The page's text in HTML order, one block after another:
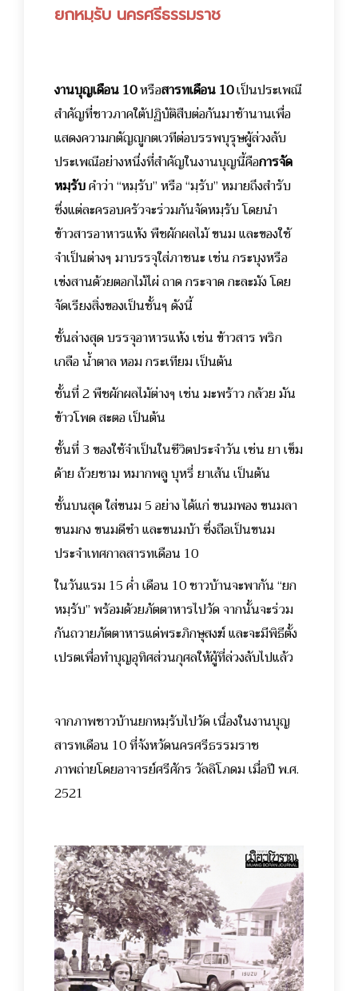
ยกหมฺรับ นครศรีธรรมราช
งานบุญเดือน 10หรือสารทเดือน 10เป็นประเพณี
สำคัญที่ชาวภาคใต้ปฏิบัติสืบต่อกันมาช้านานเพื่อ
แสดงความกตัญญูกตเวทีต่อบรรพบุรุษผู้ล่วงลับ
ประเพณีอย่างหนึ่งที่สำคัญในงานบุญนี้คือการจัด
หมฺรับคำว่า “หมฺรับ” หรือ “มฺรับ” หมายถึงสำรับ
ซึ่งแต่ละครอบครัวจะร่วมกันจัดหมฺรับ โดยนำ
ข้าวสารอาหารแห้ง พืชผักผลไม้ ขนม และของใช้
จำเป็นต่างๆ มาบรรจุใส่ภาชนะ เช่น กระบุงหรือ
เข่งสานด้วยตอกไม้ไผ่ ถาด กระจาด กะละมัง โดย
จัดเรียงสิ่งของเป็นชั้นๆ ดังนี้
ชั้นล่างสุด บรรจุอาหารแห้ง เช่น ข้าวสาร พริก
เกลือ น้ำตาล หอม กระเทียม เป็นต้น
ชั้นที่ 2 พืชผักผลไม้ต่างๆ เช่น มะพร้าว กล้วย มัน
ข้าวโพด สะตอ เป็นต้น
ชั้นที่ 3 ของใช้จำเป็นในชีวิตประจำวัน เช่น ยา เข็ม
ด้าย ถ้วยชาม หมากพลู บุหรี่ ยาเส้น เป็นต้น
ชั้นบนสุด ใส่ขนม 5 อย่าง ได้แก่ ขนมพอง ขนมลา
ขนมกง ขนมดีซำ และขนมบ้า ซึ่งถือเป็นขนม
ประจำเทศกาลสารทเดือน 10
ในวันแรม 15 ค่ำ เดือน 10 ชาวบ้านจะพากัน “ยก
หมฺรับ” พร้อมด้วยภัตตาหารไปวัด จากนั้นจะร่วม
กันถวายภัตตาหารแด่พระภิกษุสงฆ์ และจะมีพิธีตั้ง
เปรตเพื่อทำบุญอุทิศส่วนกุศลให้ผู้ที่ล่วงลับไปแล้ว
จากภาพชาวบ้านยกหมฺรับไปวัด เนื่องในงานบุญ
สารทเดือน 10 ที่จังหวัดนครศรีธรรมราช
ภาพถ่ายโดยอาจารย์ศรีศักร วัลลิโภดม เมื่อปี พ.ศ.
2521